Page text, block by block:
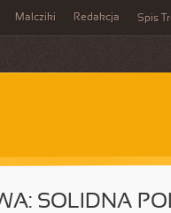
Malcziki Redakcja Spis
SOLIDNA